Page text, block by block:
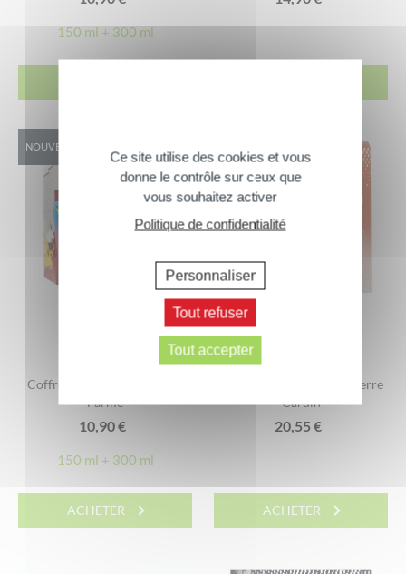
150 ml + 300 ml
NOUVEAUTÉ
Coffret Pokémon Corine de
Farme
10,90€
150 ml + 300 ml
ACHETER
Coffret Pour Femme – Pierre
Cardin
20,55€
ACHETER
Ce site utilise des cookies et vous
donne le contrôle sur ceux que
vous souhaitez activer
Politique de confidentialité
Personnaliser
Tout refuser
Tout accepter